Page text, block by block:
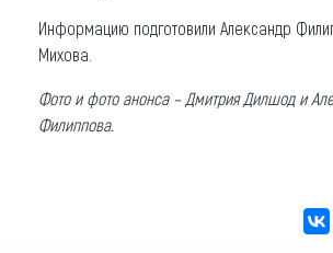
Информацию подготовили Александр
Михова.
Фото и фото анонса – Дмитрия Дилшод и
Филиппова.